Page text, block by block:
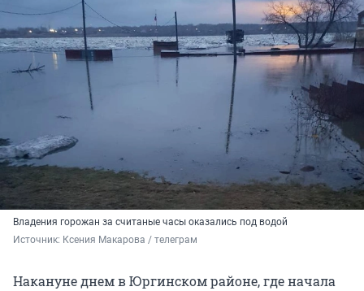
Владения горожан за считаные часы оказались под водой
Источник: Ксения Макарова / телеграм
Накануне днем в Юргинском районе, где начала